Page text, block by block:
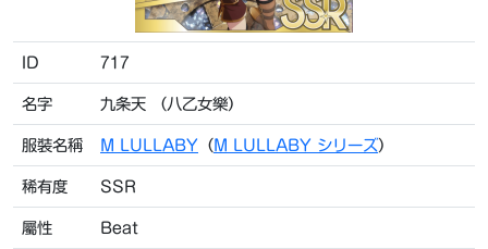
ID 717
名字 九条天 （八乙女樂）
服裝名稱 M LULLABY （ M LULLABY シリーズ）
稀有度 SSR
屬性 Beat